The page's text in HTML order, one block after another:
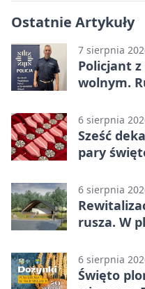
Ostatnie Artykuły
7 sierpnia
Policjant z
wolnym.
6 sierpnia
Sześć
pary
6 sierpnia
rusza. W
6 sierpnia
Święto